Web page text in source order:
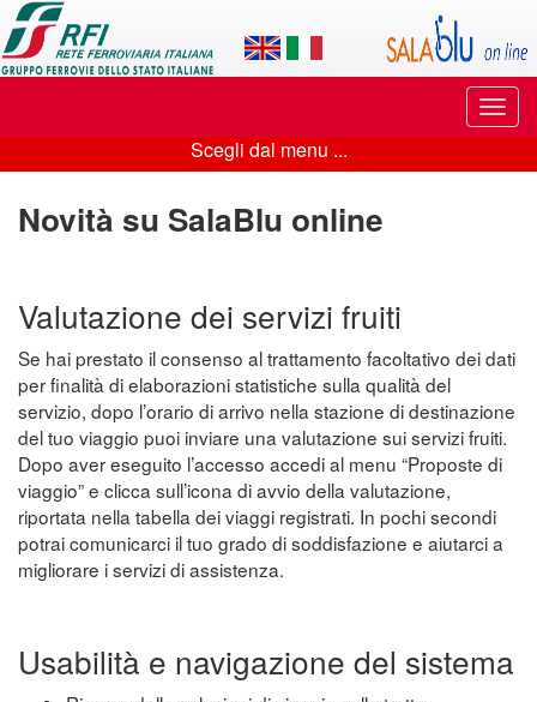
Applicazione
SalaBlu
Online
di
Rete
Ferroviaria
di
Scegli
dal
menu
Scegli dal menu ...
Novità su SalaBlu online
Valutazione dei servizi fruiti
Se hai prestato il consenso al trattamento facoltativo dei dati
per finalità di elaborazioni statistiche sulla qualità del
servizio, dopo l’orario di arrivo nella stazione di destinazione
del tuo viaggio puoi inviare una valutazione sui servizi fruiti.
Dopo aver eseguito l’accesso accedi al menu “Proposte di
viaggio” e clicca sull’icona di avvio della valutazione,
riportata nella tabella dei viaggi registrati. In pochi secondi
potrai comunicarci il tuo grado di soddisfazione e aiutarci a
migliorare i servizi di assistenza.
Usabilità e navigazione del sistema